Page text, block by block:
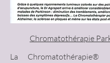
Chromatothérapie
La